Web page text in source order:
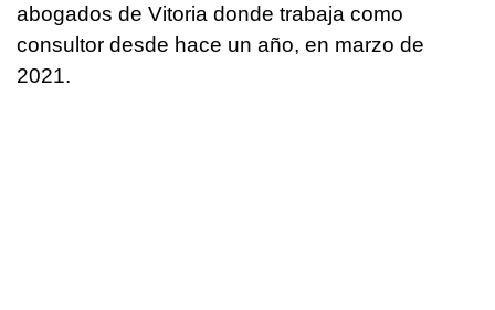
abogados de Vitoria donde trabaja como
consultor desde hace un año, en marzo de
2021.